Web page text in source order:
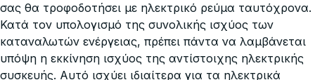
σας θα τροφοδοτήσει με ηλεκτρικό ρεύμα ταυτόχρονα.
Κατά τον υπολογισμό της συνολικής ισχύος των
καταναλωτών ενέργειας, πρέπει πάντα να λαμβάνεται
υπόψη η εκκίνηση ισχύος της αντίστοιχης ηλεκτρικής
συσκευής. Αυτό ισχύει ιδιαίτερα για τα ηλεκτρικά